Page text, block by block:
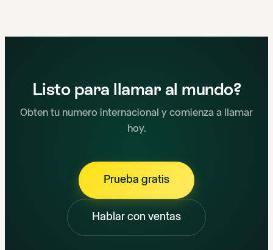
Listo para llamar al mundo?
Obten tu numero internacional y comienza a llamar
hoy.
Prueba gratis
Hablar con ventas